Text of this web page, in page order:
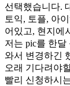
선택했습니다.
토익, 토플, 아
어있고, 현지에
저는 pic를 한
와서 변경하긴
오래 기다려야
빨리 신청하시